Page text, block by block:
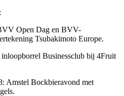
Open Dag en BVV-
Tsubakimoto Europe.
inloopborrel Businessclub bij 4Fruit
Amstel Bockbieravond met